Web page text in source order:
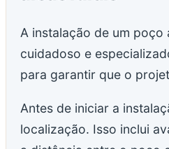
A instalação de um
cuidadoso e
para garantir que o
Antes de iniciar a
localização. Isso inclui